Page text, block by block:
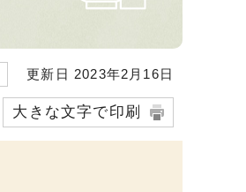
更新日 2023年2月16日
大きな文字で印刷